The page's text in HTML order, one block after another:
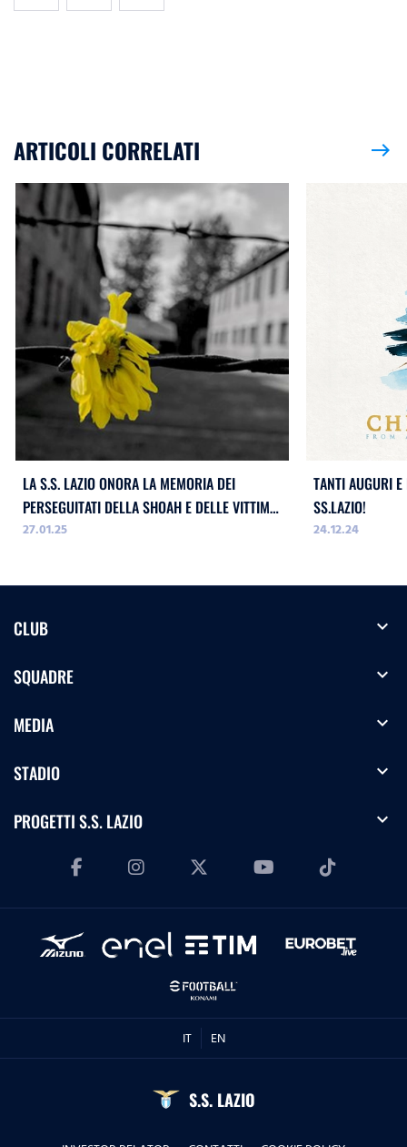
ARTICOLI CORRELATI east
LA S.S. LAZIO ONORA LA MEMORIA DEI
PERSEGUITATI DELLA SHOAH E DELLE VITTIME
DELL`ODIO
27.01.25
TANTI AUGURI
SS.LAZIO!
24.12.24
CLUB expand_more
SQUADRE expand_more
MEDIA expand_more
STADIO expand_more
PROGETTI S.S. LAZIO expand_more
IT EN
S.S. LAZIO